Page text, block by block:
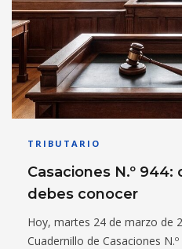
TRIBUTARIO
Casaciones N.º
debes conocer
Hoy, martes 24 de marzo de
Cuadernillo de Casaciones